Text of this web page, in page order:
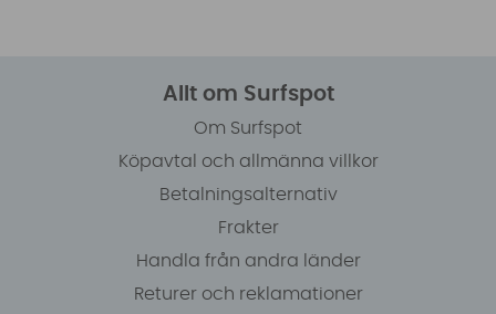
Allt om Surfspot
Om Surfspot
Köpavtal och allmänna villkor
Betalningsalternativ
Frakter
Handla från andra länder
Returer och reklamationer